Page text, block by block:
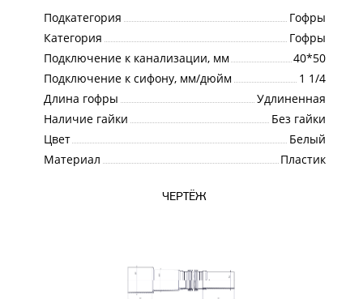
Подкатегория
Гофры
Категория
Гофры
Подключение к канализации, мм
40*50
Подключение к сифону, мм/дюйм
1 1/4
Длина гофры
Удлиненная
Наличие гайки
Без гайки
Цвет
Белый
Материал
Пластик
ЧЕРТЁЖ